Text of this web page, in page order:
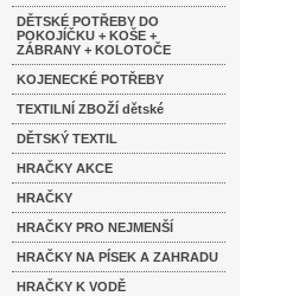
DĚTSKÉ POTŘEBY DO
POKOJÍČKU + KOŠE +
ZÁBRANY + KOLOTOČE
KOJENECKÉ POTŘEBY
TEXTILNÍ ZBOŽÍ dětské
DĚTSKÝ TEXTIL
HRAČKY AKCE
HRAČKY
HRAČKY PRO NEJMENŠÍ
HRAČKY NA PÍSEK A ZAHRADU
HRAČKY K VODĚ